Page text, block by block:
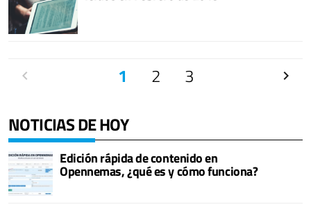
1 2 3
NOTICIAS DE HOY
Edición rápida de contenido en
Opennemas, ¿qué es y cómo funciona?